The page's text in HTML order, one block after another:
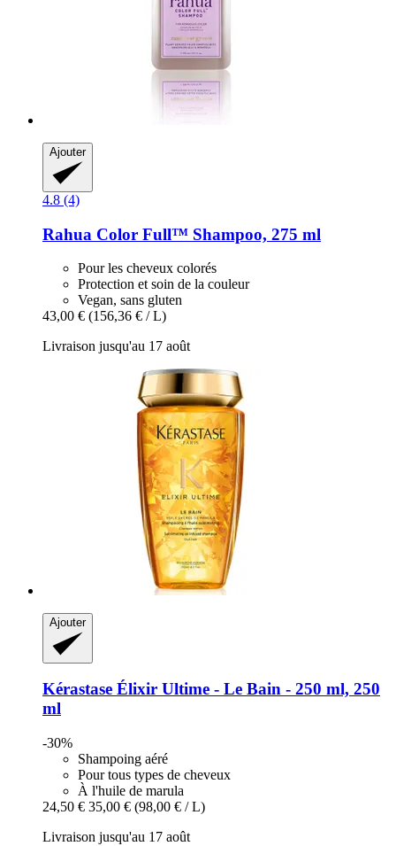
Ajouter
4.8 (4)
Rahua Color Full™ Shampoo, 275 ml
Pour les cheveux colorés
Protection et soin de la couleur
Vegan, sans gluten
43,00 € (156,36 € / L)
Livraison jusqu'au 17 août
Ajouter
Kérastase Élixir Ultime -​ Le Bain -​ 250 ml, 250
ml
-30%
Shampoing aéré
Pour tous types de cheveux
À l'huile de marula
24,50 € 35,00 € (98,00 € / L)
Livraison jusqu'au 17 août